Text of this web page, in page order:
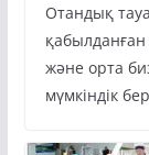
Отандық
және орта
мүмкіндік